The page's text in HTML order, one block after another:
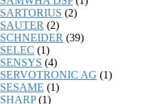
SARTORIUS (2)
SAUTER (2)
SCHNEIDER (39)
SELEC (1)
SENSYS (4)
SERVOTRONIC AG (1)
SESAME (1)
SHARP (1)